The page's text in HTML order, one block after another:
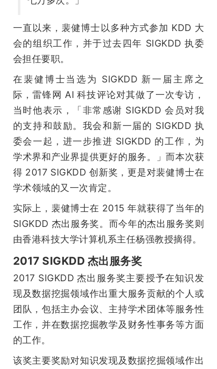
一直以来，裴健博士以多种方式参加 KDD 大
会的组织工作，并于过去四年 SIGKDD 执委
会担任要职。
在裴健博士当选为 SIGKDD 新一届主席之
际，雷锋网 AI 科技评论对其做了一次专访，
当时他表示，「非常感谢 SIGKDD 会员对我
的支持和鼓励。我会和新一届的 SIGKDD 执
委会一起，进一步推进 SIGKDD 的工作，为
学术界和产业界提供更好的服务。」而本次获
得 2017 SIGKDD 创新奖，更是对裴健博士在
学术领域的又一次肯定。
实际上，裴健博士在 2015 年就获得了当年的
SIGKDD 杰出服务奖。而今年的杰出服务奖则
由香港科技大学计算机系主任杨强教授摘得。
2017 SIGKDD 杰出服务奖
2017 SIGKDD 杰出服务奖主要授予在知识发
现及数据挖掘领域作出重大服务贡献的个人或
团队，包括主办会议、主持学术团体等服务性
工作，并在数据挖掘教学及财务性事务等方面
的工作。
该奖主要奖励对知识发现及数据挖掘领域作出